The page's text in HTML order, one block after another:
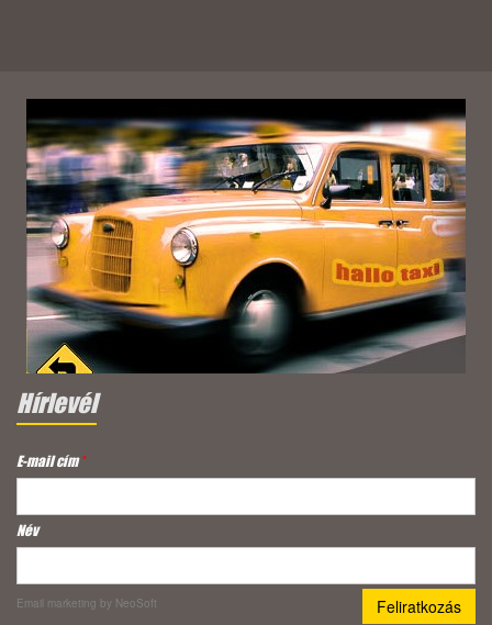
Hírlevél
E-mail cím*
Név
Email marketing by NeoSoft